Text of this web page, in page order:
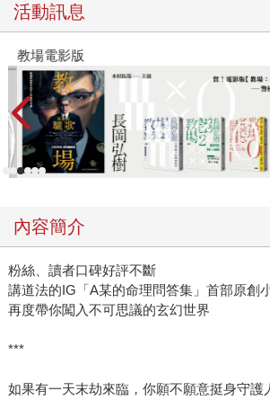
活動訊息
教場電影版
內容簡介
粉絲、讀者口碑好評不斷
講道法的IG「A某的命理問答集」首部原創
再度帶你闖入不可思議的玄幻世界
***
如果有一天末劫來臨，你願不願意挺身守護